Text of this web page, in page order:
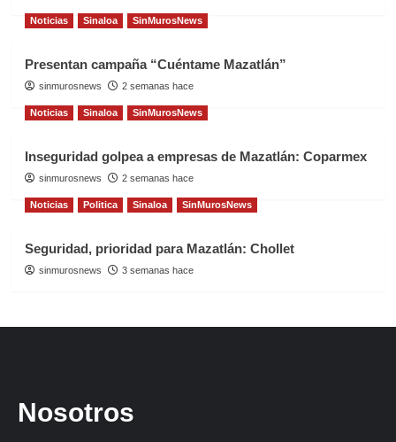
Noticias Sinaloa SinMurosNews
Presentan campaña “Cuéntame Mazatlán”
sinmurosnews 2 semanas hace
Noticias Sinaloa SinMurosNews
Inseguridad golpea a empresas de Mazatlán: Coparmex
sinmurosnews 2 semanas hace
Noticias Politica Sinaloa SinMurosNews
Seguridad, prioridad para Mazatlán: Chollet
sinmurosnews 3 semanas hace
Nosotros